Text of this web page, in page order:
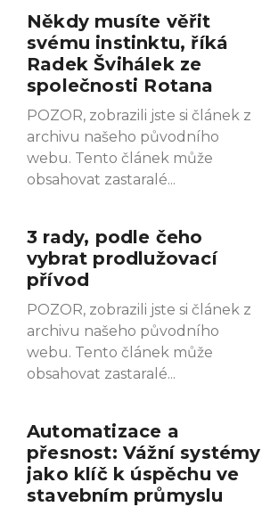
Někdy musíte věřit
svému instinktu, říká
Radek Švihálek ze
společnosti Rotana
POZOR, zobrazili jste si článek z
archivu našeho původního
webu. Tento článek může
obsahovat zastaralé
3 rady, podle čeho
vybrat prodlužovací
přívod
POZOR, zobrazili jste si článek z
archivu našeho původního
webu. Tento článek může
obsahovat zastaralé
Automatizace a
přesnost: Vážní systémy
jako klíč k úspěchu ve
stavebním průmyslu